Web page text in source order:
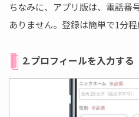
ちなみに、アプリ版は、電話番
ありません。登録は簡単で1分程
2.プロフィールを入力する